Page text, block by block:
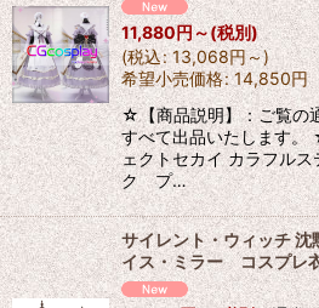
11,880円～(税別)
(税込: 13,068円～)
希望小売価格: 14,850円
☆【商品説明】：ご覧の
すべて出品いたします
ェクトセカイ カラフル
ク プ…
サイレント・ウィッチ
イス・ミラー コスプレ